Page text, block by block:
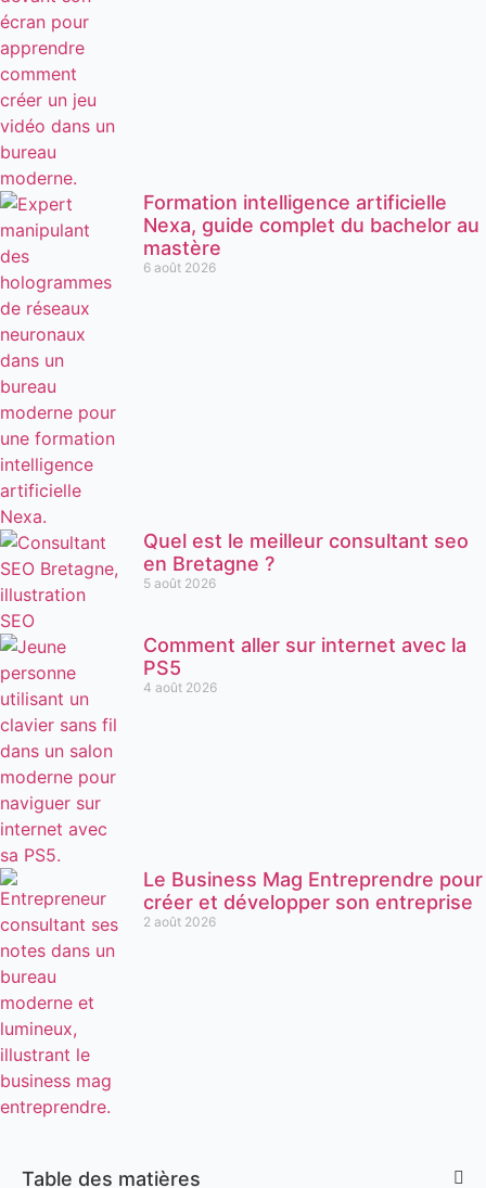
Formation intelligence artificielle
Nexa, guide complet du bachelor au
mastère
6 août 2026
Quel est le meilleur consultant seo
en Bretagne ?
5 août 2026
Comment aller sur internet avec la
PS5
4 août 2026
Le Business Mag Entreprendre pour
créer et développer son entreprise
2 août 2026
Table des matières